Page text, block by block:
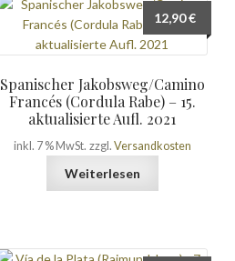
Spanischer Jakobsweg/Camino
Francés (Cordula Rabe) – 15.
aktualisierte Aufl. 2021
12,90€
inkl. 7 % MwSt. zzgl. Versandkosten
Weiterlesen